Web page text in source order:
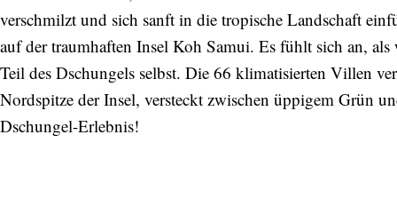
verschmilzt und sich sanft in die tropische Landschaft
auf der traumhaften Insel Koh Samui. Es fühlt sich an, als
Teil des Dschungels selbst. Die 66 klimatisierten Villen
Nordspitze der Insel, versteckt zwischen üppigem Grün
Dschungel-Erlebnis!